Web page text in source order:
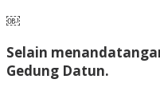
￼
Selain
Gedung Datun.